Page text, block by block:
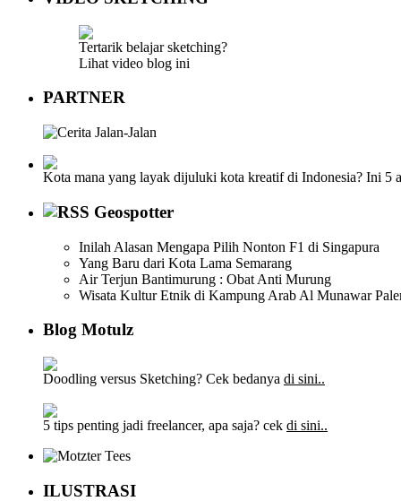
Tertarik belajar sketching?
Lihat video blog ini
PARTNER
Kota mana yang layak dijuluki kota kreatif di Indonesia? Ini 5
Geospotter
Inilah Alasan Mengapa Pilih Nonton F1 di Singapura
Yang Baru dari Kota Lama Semarang
Air Terjun Bantimurung : Obat Anti Murung
Wisata Kultur Etnik di Kampung Arab Al Munawar
Blog Motulz
Doodling versus Sketching? Cek bedanya di sini..
5 tips penting jadi freelancer, apa saja? cek di sini..
ILUSTRASI